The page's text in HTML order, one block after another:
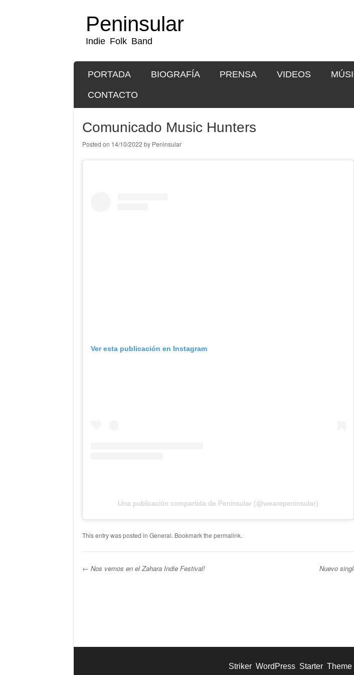
Peninsular
Indie Folk Band
Menu
SKIP TO CONTENT
PORTADA BIOGRAFÍA PRENSA VIDEOS
CONTACTO
Comunicado Music Hunters
Posted on 14/10/2022 by Peninsular
Ver esta publicación en Instagram
Una publicación compartida de Peninsular (@wearepeninsular)
This entry was posted in General. Bookmark the permalink.
← Nos vemos en el Zahara Indie Festival! Nuevo
Striker WordPress Starter Theme